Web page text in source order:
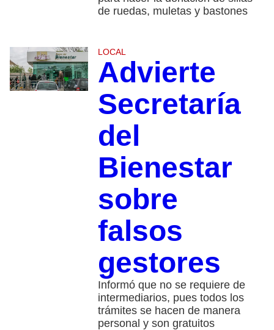
de ruedas, muletas y bastones
LOCAL
Advierte
Secretaría
del
Bienestar
sobre
falsos
gestores
Informó que no se requiere de
intermediarios, pues todos los
trámites se hacen de manera
personal y son gratuitos